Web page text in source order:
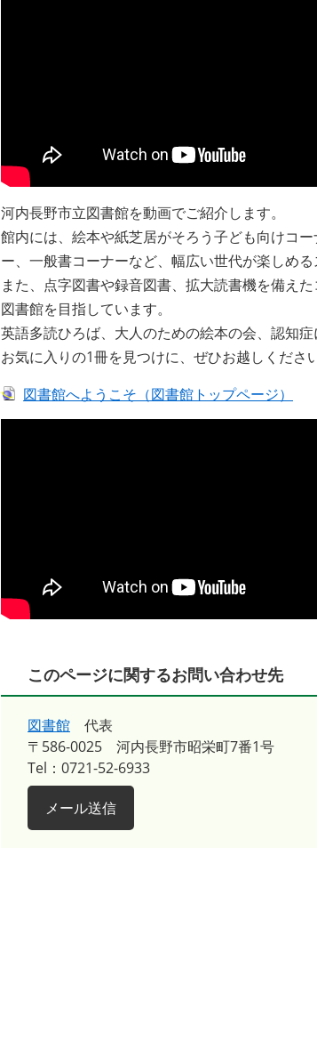
河内長野市立図書館を動画でご紹介します。
館内には、絵本や紙芝居がそろう子ども向けコ
ー、一般書コーナーなど、幅広い世代が楽しめる
また、点字図書や録音図書、拡大読書機を備え
図書館を目指しています。
英語多読ひろば、大人のための絵本の会、認知
お気に入りの1冊を見つけに、ぜひお越しください
図書館へようこそ（図書館トップページ）
このページに関するお問い合わせ先
図書館
代表
〒586-0025
河内長野市昭栄町7番1号
Tel：0721-52-6933
メール送信